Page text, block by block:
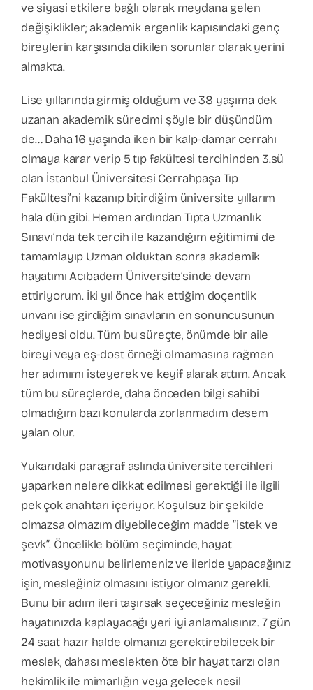
ve siyasi etkilere bağlı olarak meydana gelen
değişiklikler; akademik ergenlik kapısındaki genç
bireylerin karşısında dikilen sorunlar olarak yerini
almakta.
Lise yıllarında girmiş olduğum ve 38 yaşıma dek
uzanan akademik sürecimi şöyle bir düşündüm
de… Daha 16 yaşında iken bir kalp-damar cerrahı
olmaya karar verip 5 tıp fakültesi tercihinden 3.sü
olan İstanbul Üniversitesi Cerrahpaşa Tıp
Fakültesi’ni kazanıp bitirdiğim üniversite yıllarım
hala dün gibi. Hemen ardından Tıpta Uzmanlık
Sınavı’nda tek tercih ile kazandığım eğitimimi de
tamamlayıp Uzman olduktan sonra akademik
hayatımı Acıbadem Üniversite’sinde devam
ettiriyorum. İki yıl önce hak ettiğim doçentlik
unvanı ise girdiğim sınavların en sonuncusunun
hediyesi oldu. Tüm bu süreçte, önümde bir aile
bireyi veya eş-dost örneği olmamasına rağmen
her adımımı isteyerek ve keyif alarak attım. Ancak
tüm bu süreçlerde, daha önceden bilgi sahibi
olmadığım bazı konularda zorlanmadım desem
yalan olur.
Yukarıdaki paragraf aslında üniversite tercihleri
yaparken nelere dikkat edilmesi gerektiği ile ilgili
pek çok anahtarı içeriyor. Koşulsuz bir şekilde
olmazsa olmazım diyebileceğim madde “istek ve
şevk”. Öncelikle bölüm seçiminde, hayat
motivasyonunu belirlemeniz ve ileride yapacağınız
işin, mesleğiniz olmasını istiyor olmanız gerekli.
Bunu bir adım ileri taşırsak seçeceğiniz mesleğin
hayatınızda kaplayacağı yeri iyi anlamalısınız. 7 gün
24 saat hazır halde olmanızı gerektirebilecek bir
meslek, dahası meslekten öte bir hayat tarzı olan
hekimlik ile mimarlığın veya gelecek nesil